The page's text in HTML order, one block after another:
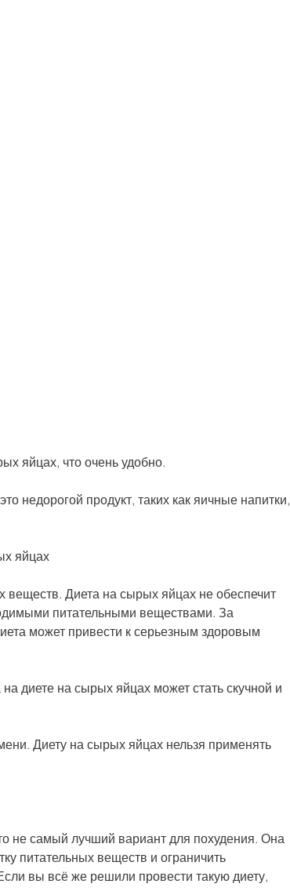
яйцах, что очень удобно.
недорогой продукт, таких как яичные напитки,
яйцах
веществ. Диета на сырых яйцах не обеспечит
питательными веществами. За
может привести к серьезным здоровым
диете на сырых яйцах может стать скучной и
Диету на сырых яйцах нельзя применять
не самый лучший вариант для похудения. Она
питательных веществ и ограничить
вы всё же решили провести такую диету,